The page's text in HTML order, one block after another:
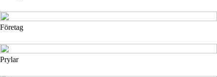
Företag
Prylar